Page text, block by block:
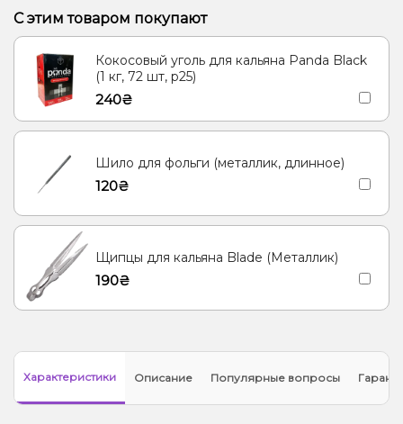
Пирог/Кондитерка, Ревень
Лёд/Холодок, Пряности/Специи, Цитрусы, Ягоды
Виски, Вишня/Черешня, Клюква
Лёд/Холодок, Цитрусы Манго Виски, Яблоко
Грейпфрут, Помело Малина, Черника/Голубика Дыня
Вино, Лимонад, Ягоды
Вишня/Черешня, Пирог/Кондитерка Ананас
С этим товаром покупают
Кокосовый уголь для кальяна Panda Black
(1 кг, 72 шт, р25)
240₴
Шило для фольги (металлик, длинное)
120₴
Щипцы для кальяна Blade (Металлик)
190₴
Характеристики Описание Популярные вопросы